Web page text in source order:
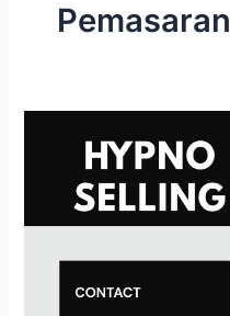
Pemasaran